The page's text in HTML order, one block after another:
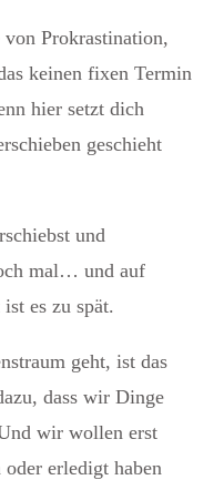
Prokrastination,
keinen fixen Termin
hier setzt dich
geschieht
und
mal… und auf
es zu spät.
geht, ist das
dass wir Dinge
wir wollen erst
oder erledigt haben